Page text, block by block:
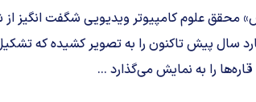
محقق علوم کامپیوتر ویدیویی شگفت انگیز
میلیارد سال پیش تاکنون را به تصویر کشیده که
را به نمایش می‌گذارد ...